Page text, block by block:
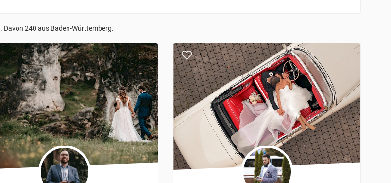
. Davon 240 aus Baden-Württemberg.